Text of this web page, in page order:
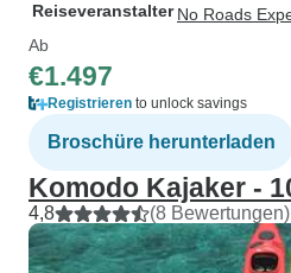
Reiseveranstalter No Roads
Ab
€1.497
Registrieren to unlock savings
Broschüre herunterladen
Komodo Kajaker -
4,8 (8 Bewertungen)